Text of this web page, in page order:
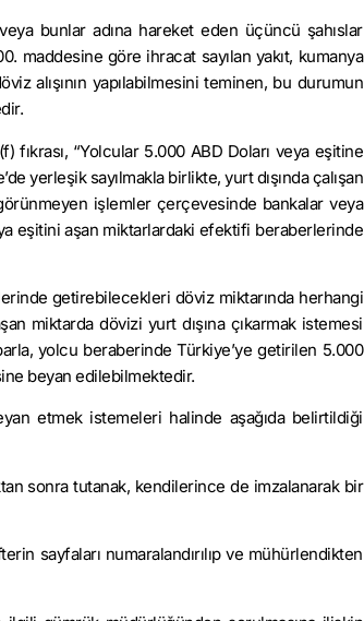
bunlar adına hareket eden üçüncü şahıslar
maddesine göre ihracat sayılan yakıt, kumanya
alışının yapılabilmesini teminen, bu durumun
fıkrası, “Yolcular 5.000 ABD Doları veya eşitine
yerleşik sayılmakla birlikte, yurt dışında çalışan
işlemler çerçevesinde bankalar veya
eşitini aşan miktarlardaki efektifi beraberlerinde
getirebilecekleri döviz miktarında herhangi
miktarda dövizi yurt dışına çıkarmak istemesi
yolcu beraberinde Türkiye’ye getirilen 5.000
beyan edilebilmektedir.
etmek istemeleri halinde aşağıda belirtildiği
sonra tutanak, kendilerince de imzalanarak bir
sayfaları numaralandırılıp ve mühürlendikten